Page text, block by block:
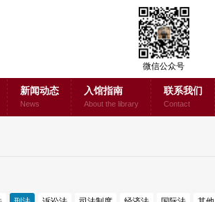
微信公众号
新闻动态
News
入馆指南
About the library
联系我们
Contact